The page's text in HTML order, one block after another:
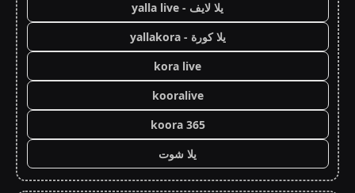
يلا لايف - yalla live
يلا كورة - yallakora
kora live
kooralive
koora 365
يلا شوت